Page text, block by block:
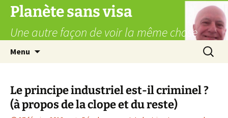
Aller
contenu
Planète sans visa
Une autre façon de voir la même chose
Menu
Le principe industriel est-il criminel ?
(à propos de la clope et du reste)